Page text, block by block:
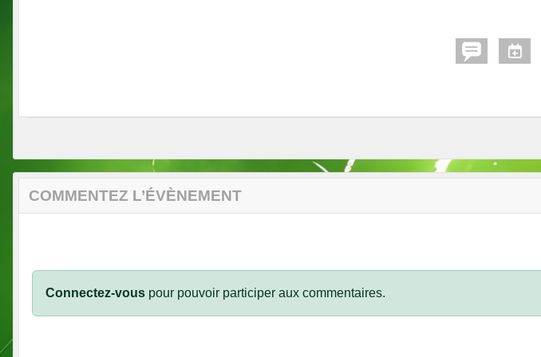
COMMENTEZ L’ÉVÈNEMENT
Connectez-vous pour pouvoir participer aux commentaires.